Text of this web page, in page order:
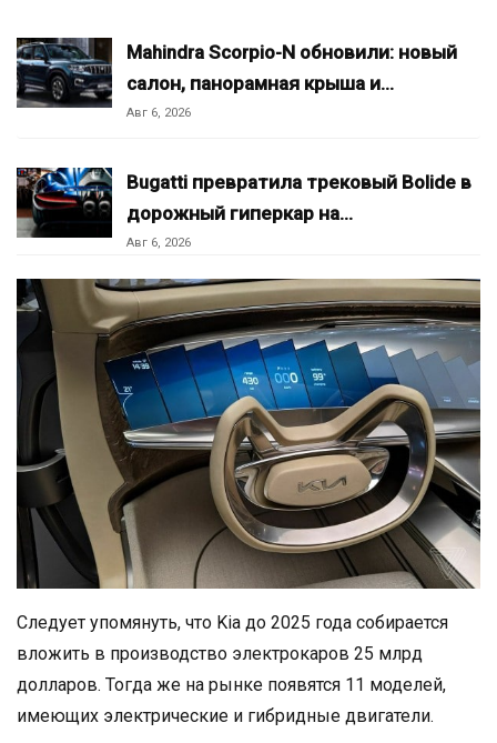
Mahindra Scorpio-N обновили: новый
салон, панорамная крыша и…
Авг 6, 2026
Bugatti превратила трековый Bolide в
дорожный гиперкар на…
Авг 6, 2026
Следует упомянуть, что Kia до 2025 года собирается
вложить в производство электрокаров 25 млрд
долларов. Тогда же на рынке появятся 11 моделей,
имеющих электрические и гибридные двигатели.